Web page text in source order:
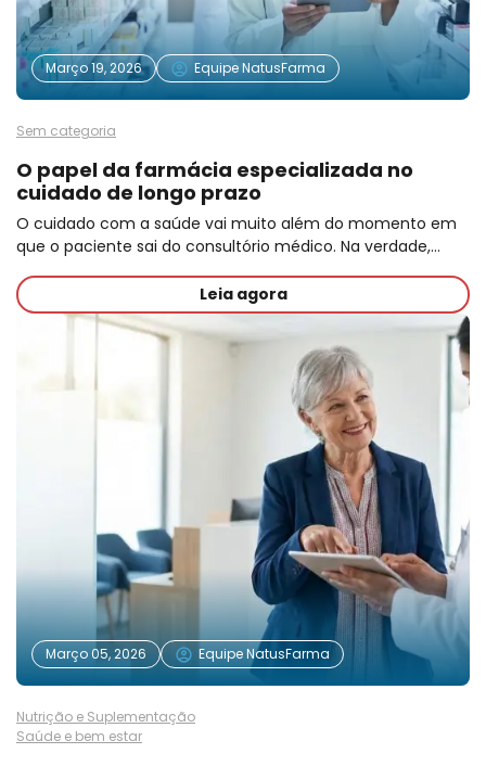
Março 19, 2026 Equipe NatusFarma
Sem categoria
O papel da farmácia especializada no
cuidado de longo prazo
O cuidado com a saúde vai muito além do momento em
que o paciente sai do consultório médico. Na verdade,…
Leia agora
Março 05, 2026 Equipe NatusFarma
Nutrição e Suplementação
Saúde e bem estar